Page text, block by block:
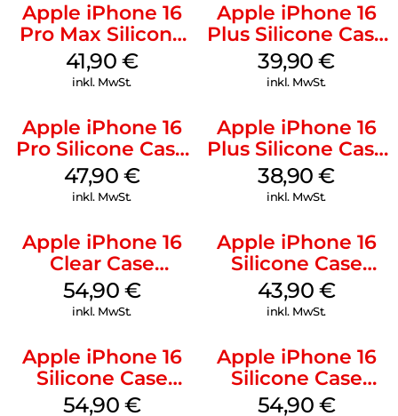
Apple iPhone 16
Pro Max Silicone
Case MagSafe
Ultramarine
41,90 €
inkl. MwSt.
Apple iPhone 16
Plus Silicone Case
MagSafe Plum
39,90€
inkl. MwSt.
Apple iPhone 16
Pro Silicone Case
MagSafe Denim
47,90 €
inkl. MwSt.
Apple iPhone 16
Plus Silicone Case
MagSafe Denim
38,90€
inkl. MwSt.
Apple iPhone 16
Clear Case
MagSafe
Transparent
54,90 €
inkl. MwSt.
Apple iPhone 16
Silicone Case
MagSafe Plum
43,90 €
inkl. MwSt.
Apple iPhone 16
Silicone Case
MagSafe Black
54,90 €
Apple iPhone 16
Silicone Case
MagSafe Lake
54,90 €